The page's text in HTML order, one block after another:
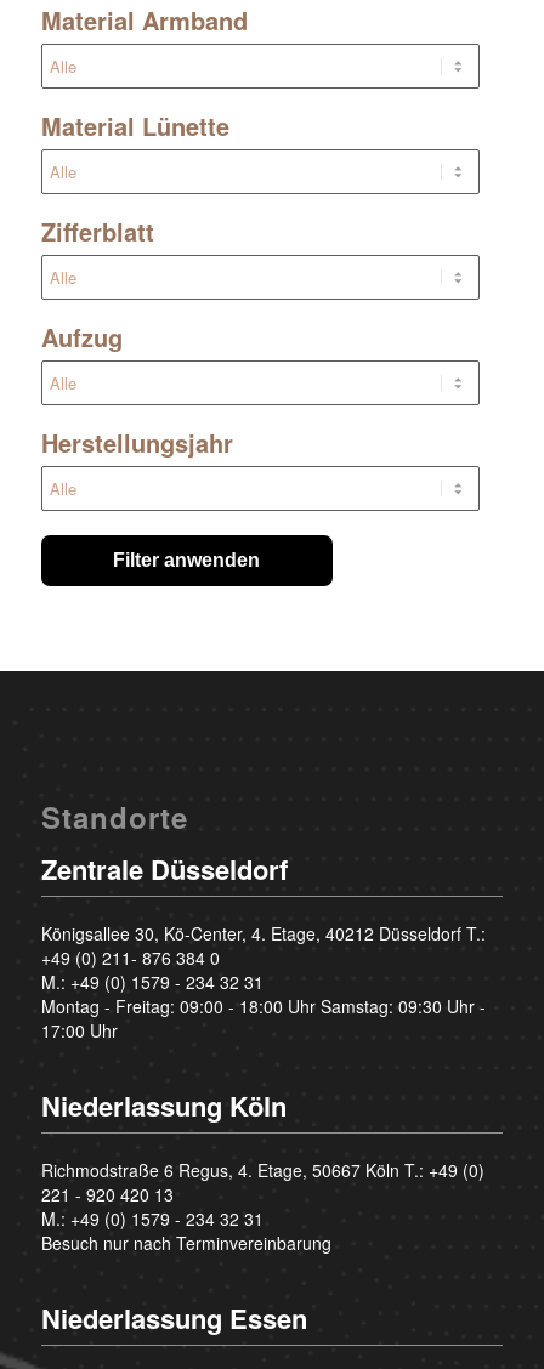
Material Armband
Material Lünette
Zifferblatt
Aufzug
Herstellungsjahr
Filter anwenden
Standorte
Zentrale Düsseldorf
Königsallee 30, Kö-Center, 4. Etage, 40212 Düsseldorf T.:
+49 (0) 211- 876 384 0
M.: +49 (0) 1579 - 234 32 31
Montag - Freitag: 09:00 - 18:00 Uhr Samstag: 09:30 Uhr -
17:00 Uhr
Niederlassung Köln
Richmodstraße 6 Regus, 4. Etage, 50667 Köln T.: +49 (0)
221 - 920 420 13
M.: +49 (0) 1579 - 234 32 31
Besuch nur nach Terminvereinbarung
Niederlassung Essen